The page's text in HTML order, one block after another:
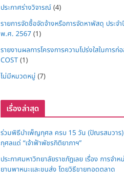
ประกาศร่างวิจารณ์(4)
รายการจัดซื้อจัดจ้างหรือการจัดหาพัสดุ ประจ
พ.ศ. 2567(1)
รายงานผลการโครงการความโปร่งใสในการก่
COST(1)
ไม่มีหมวดหมู่ (7)
เรื่องล่าสุด
ร่วมพิธีบำเพ็ญกุศล ครบ 15 วัน (ปัณรสมวาร)
กุศลแด่ “เจ้าฟ้าพัชรกิติยาภาฯ”
ประกาศมหาวิทยาลัยราชภัฏเลย เรื่อง การจำ
ยานพาหนะและขนส่ง โดยวิธีขายทอดตลาด